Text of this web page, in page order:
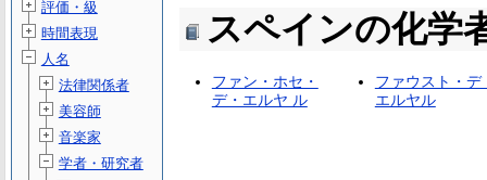
スペインの化学
ファン・ホセ・
デ・エルヤ ル
ファウスト・デ
エルヤル
評価・級
時間表現
人名
法律関係者
美容師
音楽家
学者・研究者